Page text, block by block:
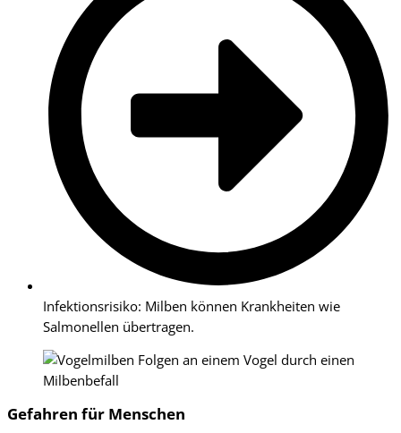
Infektionsrisiko: Milben können Krankheiten wie
Salmonellen übertragen.
Gefahren für Menschen